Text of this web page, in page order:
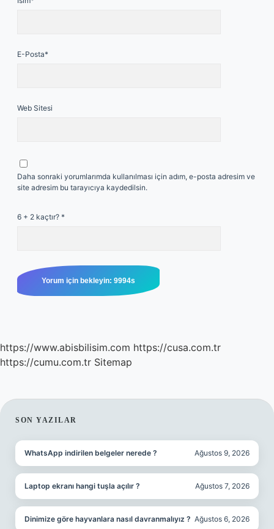
E-Posta*
Web Sitesi
Daha sonraki yorumlarımda kullanılması için adım, e-posta adresim ve
site adresim bu tarayıcıya kaydedilsin.
6 + 2 kaçtır? *
https://www.abisbilisim.com https://cusa.com.tr
https://cumu.com.tr Sitemap
SIDEBAR
SON YAZILAR
WhatsApp indirilen belgeler nerede ? Ağustos 9, 2026
Laptop ekranı hangi tuşla açılır ? Ağustos 7, 2026
Dinimize göre hayvanlara nasıl davranmalıyız ? Ağustos 6, 2026